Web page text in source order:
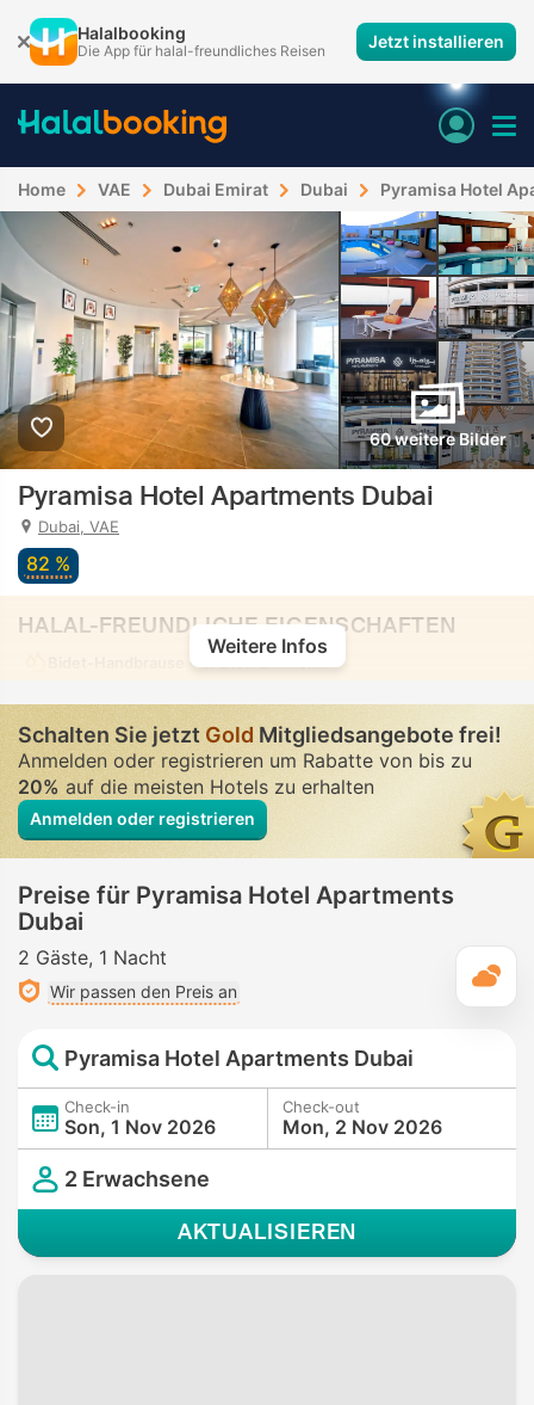
Halalbooking
Die App für halal-freundliches Reisen Jetzt installieren
Home VAE Dubai Emirat Dubai Pyramisa Hotel
60 weitere Bilder
Pyramisa Hotel Apartments Dubai
Dubai, VAE
82 %
HALAL-FREUNDLICHE EIGENSCHAFTEN
• In allen Zimmern
Weitere Infos
Schalten Sie jetztGold Mitgliedsangebote frei!
Anmelden oder registrieren um Rabatte von bis zu
20%auf die meisten Hotels zu erhalten
Anmelden oder registrieren
Preise für Pyramisa Hotel Apartments
Dubai
2 Gäste 1 Nacht
Wir passen den Preis an
Pyramisa Hotel Apartments Dubai
Check-in
Son, 1 Nov 2026
Check-out
Mon, 2 Nov 2026
2 Erwachsene
AKTUALISIEREN